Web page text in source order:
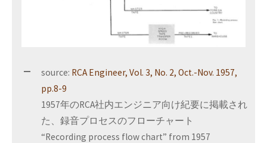
source: RCA Engineer, Vol. 3, No. 2, Oct.-Nov. 1957,
pp.8-9
1957年のRCA社内エンジニア向け紀要に掲載され
た、録音プロセスのフローチャート
“Recording process flow chart” from 1957